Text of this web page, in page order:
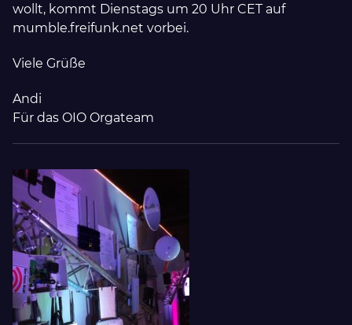
wollt, kommt Dienstags um 20 Uhr CET auf
mumble.freifunk.net vorbei.
Viele Grüße
Andi
Für das OIO Orgateam